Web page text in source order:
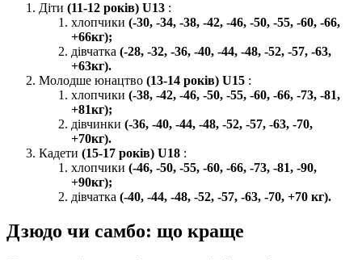
Діти (11-12 років) U13 :
хлопчики (-30, -34, -38, -42, -46, -50, -55, -60, -66,
+66кг);
дівчатка (-28, -32, -36, -40, -44, -48, -52, -57, -63,
+63кг).
Молодше юнацтво (13-14 років) U15 :
хлопчики (-38, -42, -46, -50, -55, -60, -66, -73, -81,
+81кг);
дівчинки (-36, -40, -44, -48, -52, -57, -63, -70,
+70кг).
Кадети (15-17 років) U18 :
хлопчики (-46, -50, -55, -60, -66, -73, -81, -90,
+90кг);
дівчатка (-40, -44, -48, -52, -57, -63, -70, +70 кг).
Дзюдо чи самбо: що краще